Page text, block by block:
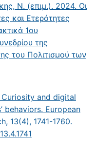
Ν. (επιμ.). 2024. Οι
και Ετερότητες
1ου
της
του Πολιτισμού των
Curiosity and digital
behaviors. European
13(4), 1741-1760.